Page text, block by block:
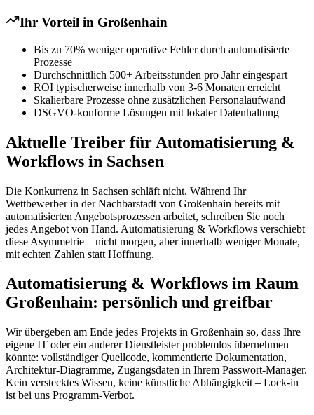
Ihr Vorteil in Großenhain
Bis zu 70% weniger operative Fehler durch automatisierte
Prozesse
Durchschnittlich 500+ Arbeitsstunden pro Jahr eingespart
ROI typischerweise innerhalb von 3-6 Monaten erreicht
Skalierbare Prozesse ohne zusätzlichen Personalaufwand
DSGVO-konforme Lösungen mit lokaler Datenhaltung
Aktuelle Treiber für Automatisierung &
Workflows in Sachsen
Die Konkurrenz in Sachsen schläft nicht. Während Ihr
Wettbewerber in der Nachbarstadt von Großenhain bereits mit
automatisierten Angebotsprozessen arbeitet, schreiben Sie noch
jedes Angebot von Hand. Automatisierung & Workflows verschiebt
diese Asymmetrie – nicht morgen, aber innerhalb weniger Monate,
mit echten Zahlen statt Hoffnung.
Automatisierung & Workflows im Raum
Großenhain: persönlich und greifbar
Wir übergeben am Ende jedes Projekts in Großenhain so, dass Ihre
eigene IT oder ein anderer Dienstleister problemlos übernehmen
könnte: vollständiger Quellcode, kommentierte Dokumentation,
Architektur-Diagramme, Zugangsdaten in Ihrem Passwort-Manager.
Kein verstecktes Wissen, keine künstliche Abhängigkeit – Lock-in
ist bei uns Programm-Verbot.